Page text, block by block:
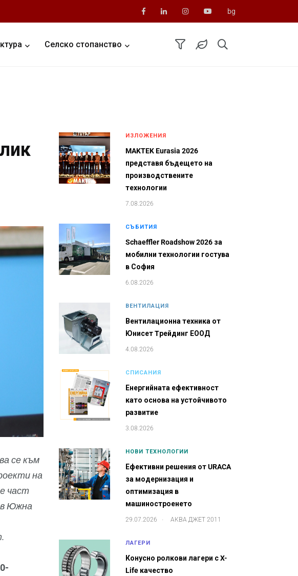
bg
Селско стопанство
се към
на
част
в Южна
ИЗЛОЖЕНИЯ
MAKTEK Eurasia 2026
представя бъдещето на
производствените
технологии
7.08.2026
СЪБИТИЯ
Schaeffler Roadshow 2026 за
мобилни технологии гостува
в София
6.08.2026
ВЕНТИЛАЦИЯ
Вентилационна техника от
Юнисет Tрейдинг ЕООД
4.08.2026
СПИСАНИЯ
Енергийната ефективност
като основа на устойчивото
развитие
3.08.2026
НОВИ ТЕХНОЛОГИИ
Ефективни решения от URACA
за модернизация и
оптимизация в
машиностроенето
29.07.2026 . АКВА ДЖЕТ 2011
ЛАГЕРИ
Конусно ролкови лагери с X-
Life качество